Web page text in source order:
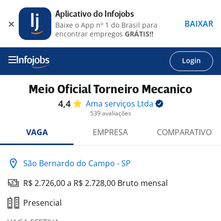
Login
Meio Oficial Torneiro Mecanico
4,4 Ama serviços Ltda
539 avaliações
VAGA EMPRESA COMPARATIVO
São Bernardo do Campo - SP
R$ 2.726,00 a R$ 2.728,00 Bruto mensal
Presencial
Aplicativo do Infojobs
Baixe o App nº 1 do Brasil para
encontrar empregos GRÁTIS!!
BAIXAR